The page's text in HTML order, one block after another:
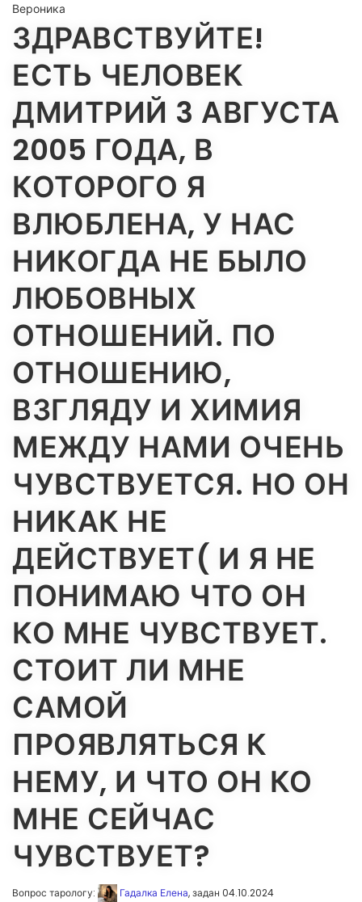
Вероника
ЗДРАВСТВУЙТЕ!
ЕСТЬ ЧЕЛОВЕК
ДМИТРИЙ 3 АВГУСТА
2005 ГОДА, В
КОТОРОГО Я
ВЛЮБЛЕНА, У НАС
НИКОГДА НЕ БЫЛО
ЛЮБОВНЫХ
ОТНОШЕНИЙ. ПО
ОТНОШЕНИЮ,
ВЗГЛЯДУ И ХИМИЯ
МЕЖДУ НАМИ ОЧЕНЬ
ЧУВСТВУЕТСЯ. НО ОН
НИКАК НЕ
ДЕЙСТВУЕТ( И Я НЕ
ПОНИМАЮ ЧТО ОН
КО МНЕ ЧУВСТВУЕТ.
СТОИТ ЛИ МНЕ
САМОЙ
ПРОЯВЛЯТЬСЯ К
НЕМУ, И ЧТО ОН КО
МНЕ СЕЙЧАС
ЧУВСТВУЕТ?
Вопрос тарологу: Гадалка Елена, задан 04.10.2024